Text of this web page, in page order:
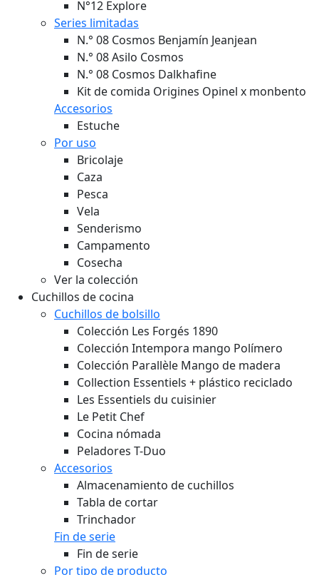
N°12 Explore
Series limitadas
N.° 08 Cosmos Benjamín Jeanjean
N.° 08 Asilo Cosmos
N.° 08 Cosmos Dalkhafine
Kit de comida Origines Opinel x monbento
Accesorios
Estuche
Por uso
Bricolaje
Caza
Pesca
Vela
Senderismo
Campamento
Cosecha
Ver la colección
Cuchillos de cocina
Cuchillos de bolsillo
Colección Les Forgés 1890
Colección Intempora mango Polímero
Colección Parallèle Mango de madera
Collection Essentiels + plástico reciclado
Les Essentiels du cuisinier
Le Petit Chef
Cocina nómada
Peladores T-Duo
Accesorios
Almacenamiento de cuchillos
Tabla de cortar
Trinchador
Fin de serie
Fin de serie
Por tipo de producto